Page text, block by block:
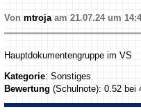
Von mtroja am 21.07.24 um
Hauptdokumentengruppe im VS
Kategorie: Sonstiges
Bewertung (Schulnote): 0.52 bei